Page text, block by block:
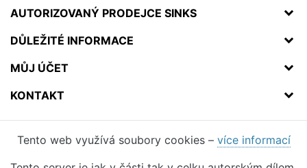
AUTORIZOVANÝ PRODEJCE SINKS
DŮLEŽITÉ INFORMACE
MŮJ ÚČET
KONTAKT
Tento web využívá soubory cookies – více informací